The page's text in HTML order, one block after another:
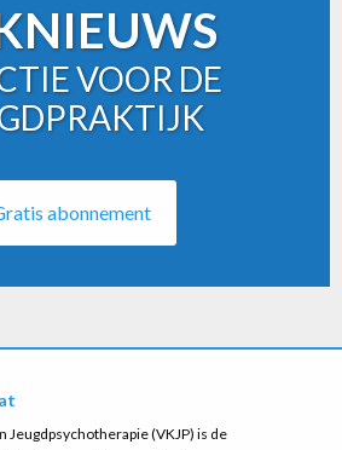
VOOR DE
abonnement
Jeugdpsychotherapie (VKJP) is de